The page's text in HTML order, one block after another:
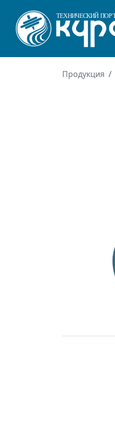
Продукция